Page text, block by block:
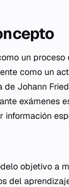
un proceso
como un
Johann
exámenes
información
objetivo a
del